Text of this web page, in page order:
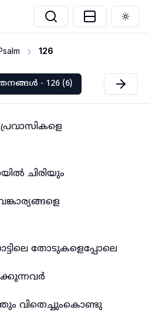
126
- 126 (6)
ചിരിയും
തോടുകളെപ്പോലെ
വിതെച്ചുംകൊണ്ടു